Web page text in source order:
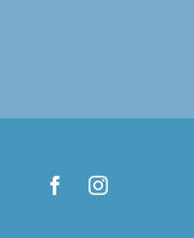
FacebookInstagram